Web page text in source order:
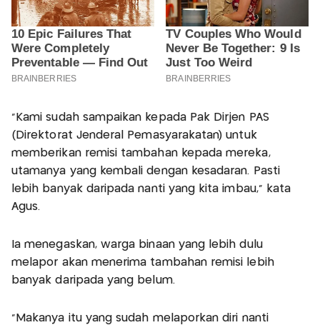
"Kami sudah sampaikan kepada Pak Dirjen PAS
(Direktorat Jenderal Pemasyarakatan) untuk
memberikan remisi tambahan kepada mereka,
utamanya yang kembali dengan kesadaran. Pasti
lebih banyak daripada nanti yang kita imbau," kata
Agus.
Ia menegaskan, warga binaan yang lebih dulu
melapor akan menerima tambahan remisi lebih
banyak daripada yang belum.
"Makanya itu yang sudah melaporkan diri nanti